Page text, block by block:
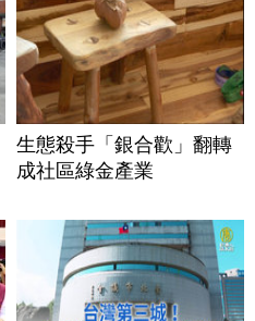
生態殺手「銀合歡」翻轉
成社區綠金產業